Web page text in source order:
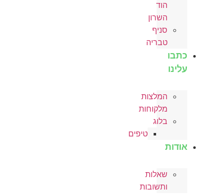
הוד
השרון
סניף
טבריה
כתבו
עלינו
המלצות
מלקוחות
בלוג
טיפים
אודות
שאלות
ותשובות